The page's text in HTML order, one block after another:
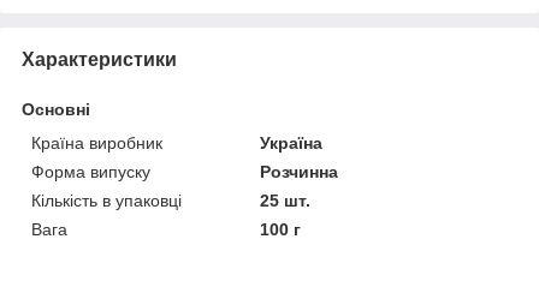
Характеристики
Основні
Країна виробник
Україна
Форма випуску
Розчинна
Кількість в упаковці
25 шт.
Вага
100 г